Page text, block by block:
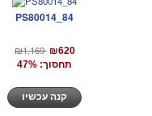
PS80014_84
₪1,169 ₪620
תחסוך: 47%